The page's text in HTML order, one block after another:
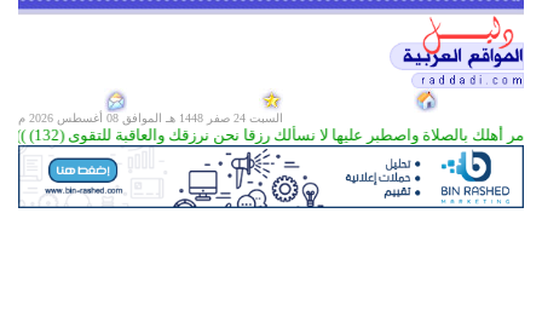
السبت 24 صفر 1448 هـ الموافق
أهلك بالصلاة واصطبر عليها لا نسألك رزقا نحن نرزقك والعاقبة للتقوى (132) )) سورة طه